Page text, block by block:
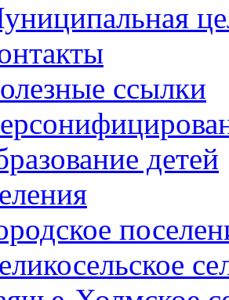
ссылки
детей